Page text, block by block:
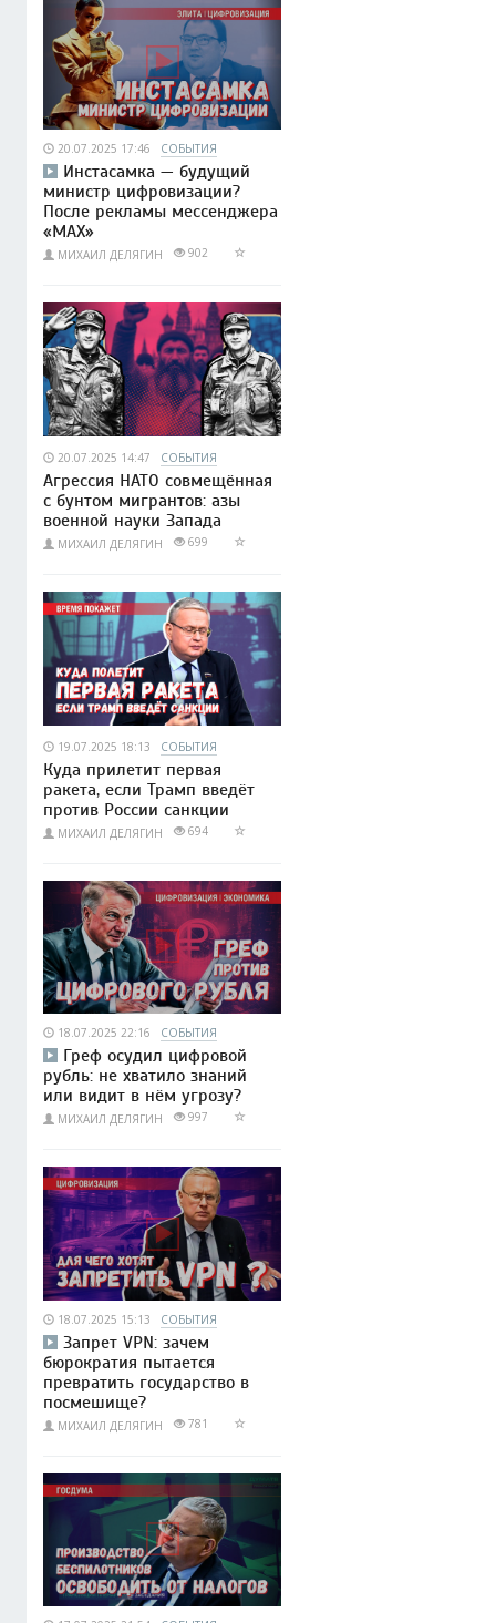
20.07.2025 17:46 СОБЫТИЯ
Инстасамка — будущий
министр цифровизации?
После рекламы мессенджера
«MAX»
МИХАИЛ ДЕЛЯГИН 902
20.07.2025 14:47 СОБЫТИЯ
Агрессия НАТО совмещённая
с бунтом мигрантов: азы
военной науки Запада
МИХАИЛ ДЕЛЯГИН 699
19.07.2025 18:13 СОБЫТИЯ
Куда прилетит первая
ракета, если Трамп введёт
против России санкции
МИХАИЛ ДЕЛЯГИН 694
18.07.2025 22:16 СОБЫТИЯ
Греф осудил цифровой
рубль: не хватило знаний
или видит в нём угрозу?
МИХАИЛ ДЕЛЯГИН 997
18.07.2025 15:13 СОБЫТИЯ
Запрет VPN: зачем
бюрократия пытается
превратить государство в
посмешище?
МИХАИЛ ДЕЛЯГИН 781